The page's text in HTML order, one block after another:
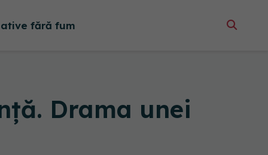
fără fum
Drama unei